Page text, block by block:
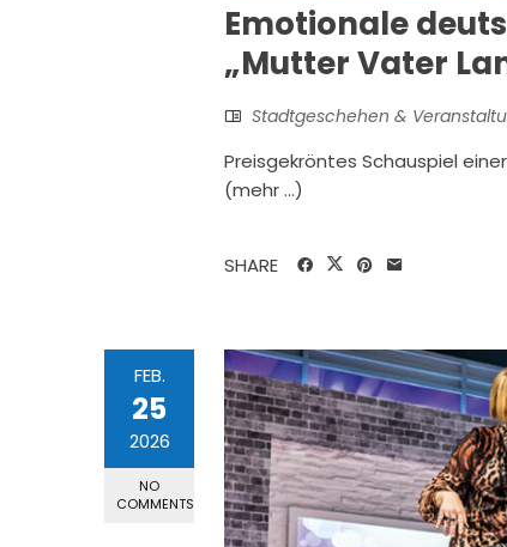
Emotionale
„Mutter Vater
Stadtgeschehen &
Preisgekröntes Schauspiel
(mehr …)
SHARE
FEB.
25
2026
NO
COMMENTS